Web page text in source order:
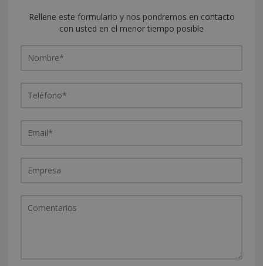
Rellene este formulario y nos pondremos en contacto
con usted en el menor tiempo posible